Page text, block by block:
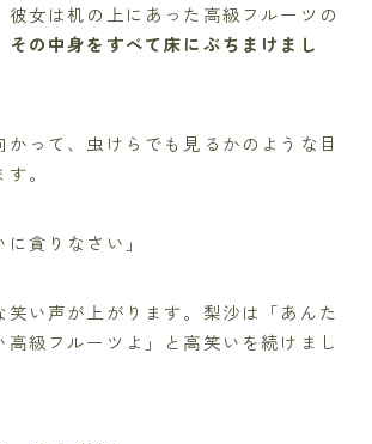
彼女は机の上にあった高級フルーツの
その中身をすべて床にぶちまけまし
かって、虫けらでも見るかのような目
。
に貪りなさい」
笑い声が上がります。梨沙は「あんた
高級フルーツよ」と高笑いを続けまし